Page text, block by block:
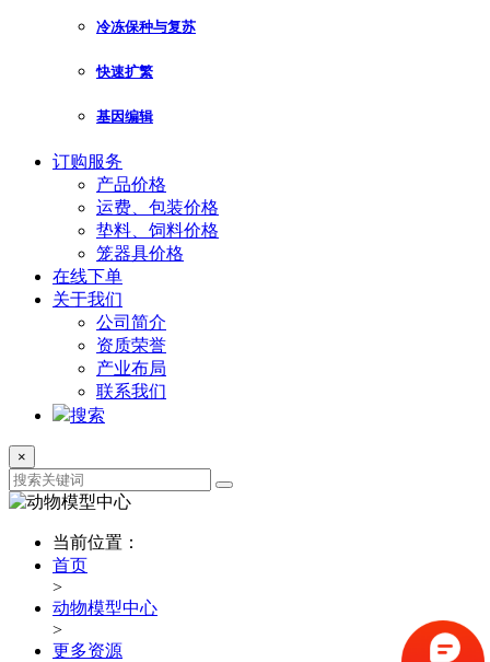
冷冻保种与复苏
快速扩繁
基因编辑
订购服务
产品价格
运费、包装价格
垫料、饲料价格
笼器具价格
在线下单
关于我们
公司简介
资质荣誉
产业布局
联系我们
搜索
×
当前位置：
首页
>
动物模型中心
>
更多资源